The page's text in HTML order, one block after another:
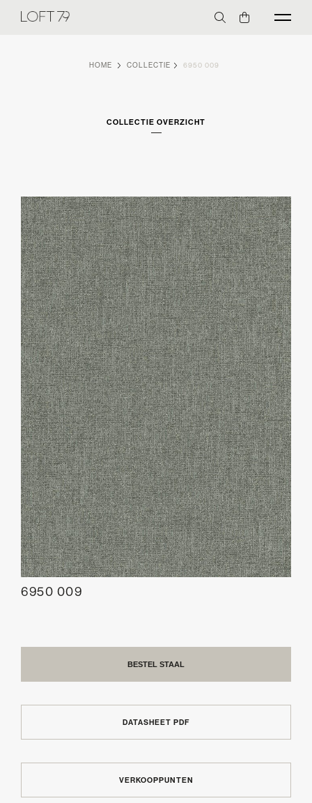
HOME COLLECTIE 6950 009
COLLECTIE OVERZICHT
6950 009
BESTEL STAAL
DATASHEET PDF
VERKOOPPUNTEN